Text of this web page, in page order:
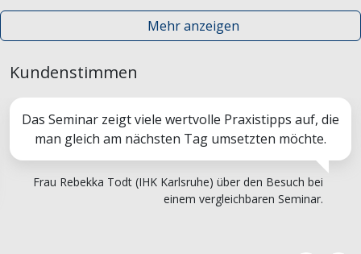
Mehr anzeigen
Kundenstimmen
Das Seminar zeigt viele wertvolle Praxistipps auf, die
man gleich am nächsten Tag umsetzten möchte.
Frau Rebekka Todt (IHK Karlsruhe) über den Besuch bei
einem vergleichbaren Seminar.